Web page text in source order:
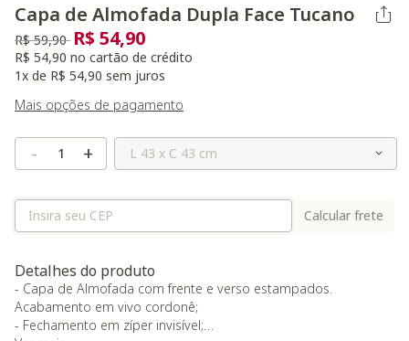
Capa de Almofada Dupla Face Tucano
Preço reduzido de
R$ 59,90 para
R$ 54,90
R$ 54,90 no cartão de crédito
1x de R$ 54,90 sem juros
Mais opções de pagamento
- + Selecione o Tamanho
Calcular frete
Detalhes do produto
- Capa de Almofada com frente e verso estampados.
Acabamento em vivo cordonê;
- Fechamento em zíper invisível;